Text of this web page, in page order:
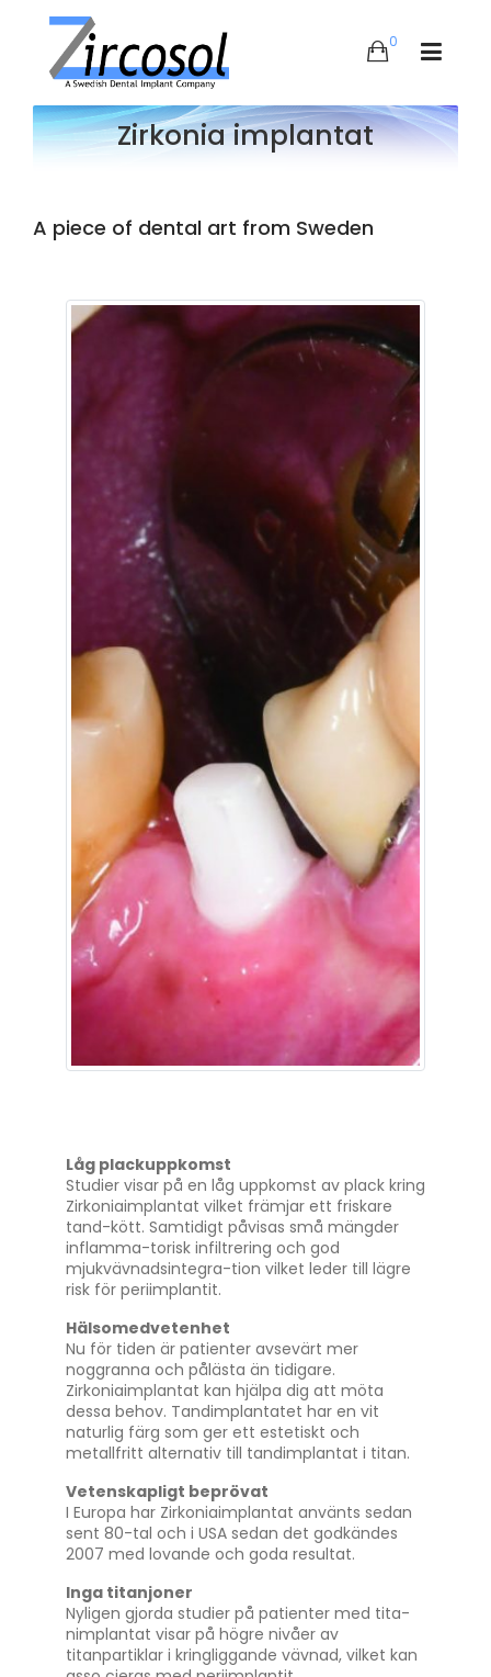
0
Zirkonia implantat
A piece of dental art from Sweden
Låg plackuppkomst
Studier visar på en låg uppkomst av plack kring
Zirkoniaimplantat vilket främjar ett friskare
tand-kött. Samtidigt påvisas små mängder
inflamma-torisk infiltrering och god
mjukvävnadsintegra-tion vilket leder till lägre
risk för periimplantit.
Hälsomedvetenhet
Nu för tiden är patienter avsevärt mer
noggranna och pålästa än tidigare.
Zirkoniaimplantat kan hjälpa dig att möta
dessa behov. Tandimplantatet har en vit
naturlig färg som ger ett estetiskt och
metallfritt alternativ till tandimplantat i titan.
Vetenskapligt beprövat
I Europa har Zirkoniaimplantat använts sedan
sent 80-tal och i USA sedan det godkändes
2007 med lovande och goda resultat.
Inga titanjoner
Nyligen gjorda studier på patienter med tita-
nimplantat visar på högre nivåer av
titanpartiklar i kringliggande vävnad, vilket kan